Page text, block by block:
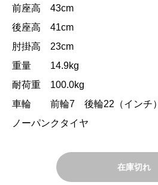
前座高 43cm
後座高 41cm
肘掛高 23cm
重量 14.9kg
耐荷重 100.0kg
車輪 前輪7 後輪22（インチ）
ノーパンクタイヤ
在庫切れ